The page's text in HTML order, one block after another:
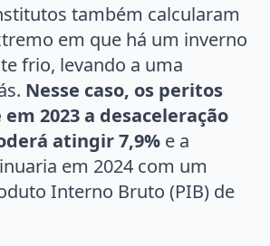
também calcularam
em que há um inverno
frio, levando a uma
Nesse caso, os peritos
2023 a desaceleração
atingir 7,9% e a
em 2024 com um
Interno Bruto (PIB) de